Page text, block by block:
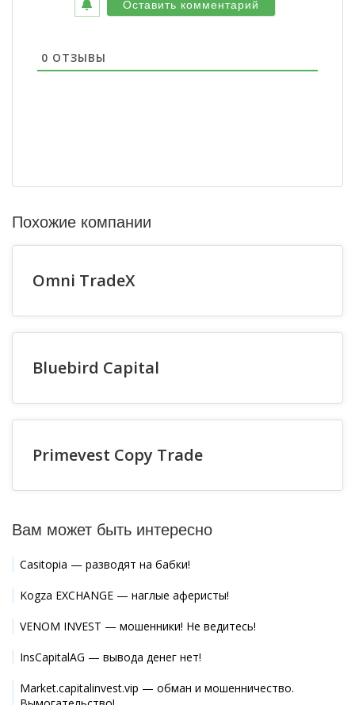
0 ОТЗЫВЫ
Похожие компании
Omni TradeX
Bluebird Capital
Primevest Copy Trade
Вам может быть интересно
Casitopia — разводят на бабки!
Kogza EXCHANGE — наглые аферисты!
VENOM INVEST — мошенники! Не ведитесь!
InsCapitalAG — вывода денег нет!
Market.capitalinvest.vip — обман и мошенничество.